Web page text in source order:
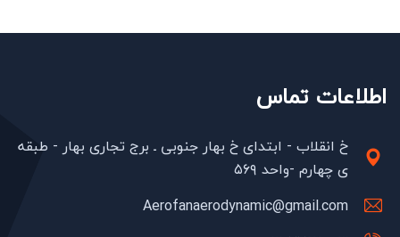
اطلاعات تماس
خ انقلاب - ابتدای خ بهار جنوبی ـ برج تجاری بهار - طبقه
ی چهارم -واحد ۵۶۹
Aerofanaerodynamic@gmail.com